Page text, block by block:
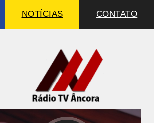
NOTÍCIAS CONTATO